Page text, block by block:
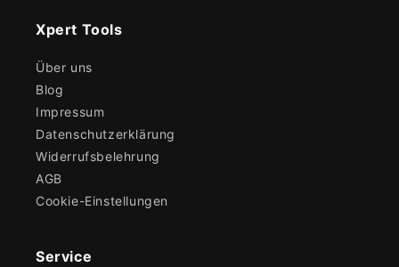
Xpert Tools
Über uns
Blog
Impressum
Datenschutzerklärung
Widerrufsbelehrung
AGB
Cookie-Einstellungen
Service